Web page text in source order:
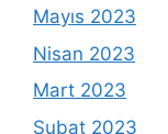
Mayıs 2023
Nisan 2023
Mart 2023
Şubat 2023